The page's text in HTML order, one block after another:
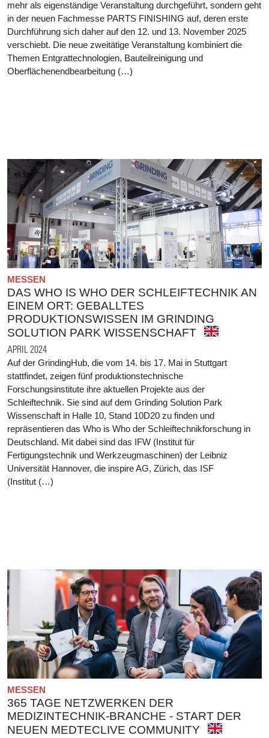
mehr als eigenständige Veranstaltung durchgeführt, sondern geht
in der neuen Fachmesse PARTS FINISHING auf, deren erste
Durchführung sich daher auf den 12. und 13. November 2025
verschiebt. Die neue zweitätige Veranstaltung kombiniert die
Themen Entgrattechnologien, Bauteilreinigung und
Oberflächenendbearbeitung (…)
MESSEN
DAS WHO IS WHO DER SCHLEIFTECHNIK AN
EINEM ORT: GEBALLTES
PRODUKTIONSWISSEN IM GRINDING
SOLUTION PARK WISSENSCHAFT
APRIL 2024
Auf der GrindingHub, die vom 14. bis 17. Mai in Stuttgart
stattfindet, zeigen fünf produktionstechnische
Forschungsinstitute ihre aktuellen Projekte aus der
Schleiftechnik. Sie sind auf dem Grinding Solution Park
Wissenschaft in Halle 10, Stand 10D20 zu finden und
repräsentieren das Who is Who der Schleiftechnikforschung in
Deutschland. Mit dabei sind das IFW (Institut für
Fertigungstechnik und Werkzeugmaschinen) der Leibniz
Universität Hannover, die inspire AG, Zürich, das ISF
(Institut (…)
MESSEN
365 TAGE NETZWERKEN DER
MEDIZINTECHNIK-BRANCHE - START DER
NEUEN MEDTECLIVE COMMUNITY